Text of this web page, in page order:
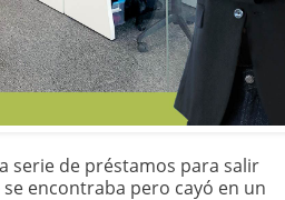
serie de préstamos para salir
encontraba pero cayó en un